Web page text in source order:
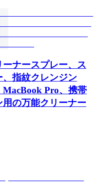
ナースプレー、ス
指紋クレンジン
Pro、携帯
の万能クリーナー